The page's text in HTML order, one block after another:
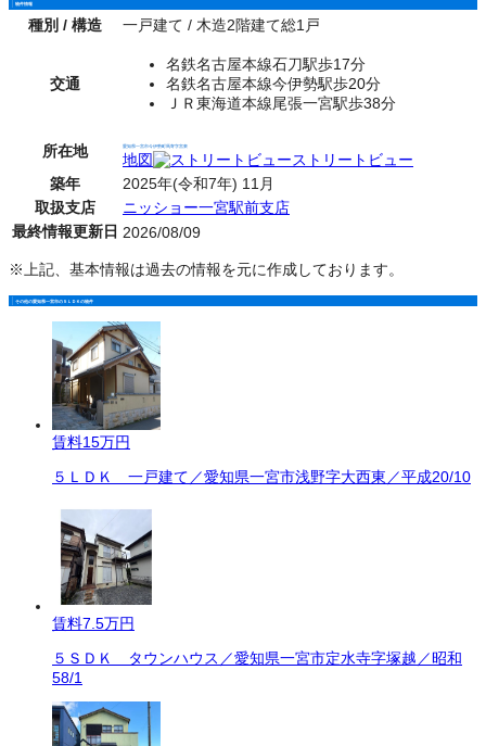
物件情報
種別 / 構造 一戸建て / 木造2階建て総1戸
交通
名鉄名古屋本線石刀駅歩17分
名鉄名古屋本線今伊勢駅歩20分
ＪＲ東海道本線尾張一宮駅歩38分
所在地 愛知県一宮市今伊勢町馬寄字宮東
地図
ストリートビュー
築年
2025年(令和7年) 11月
取扱支店
ニッショー一宮駅前支店
最終情報更新日 2026/08/09
※上記、基本情報は過去の情報を元に作成しております。
その他の愛知県一宮市の５ＬＤＫの物件
賃料15万円
５ＬＤＫ 一戸建て／愛知県一宮市浅野字大西東／平成20/10
賃料7.5万円
５ＳＤＫ タウンハウス／愛知県一宮市定水寺字塚越／昭和
58/1